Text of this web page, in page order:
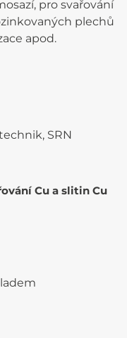
pro svařování
plechů
apod.
SRN
Cu a slitin Cu